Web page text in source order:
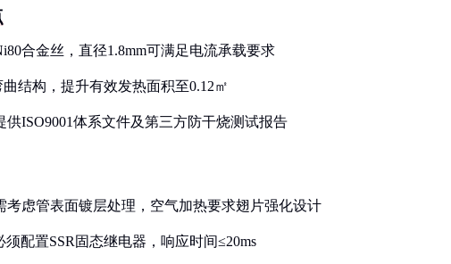
合金丝，直径1.8mm可满足电流承载要求
结构，提升有效发热面积至0.12㎡
ISO9001体系文件及第三方防干烧测试报告
考虑管表面镀层处理，空气加热要求翅片强化设计
配置SSR固态继电器，响应时间≤20ms